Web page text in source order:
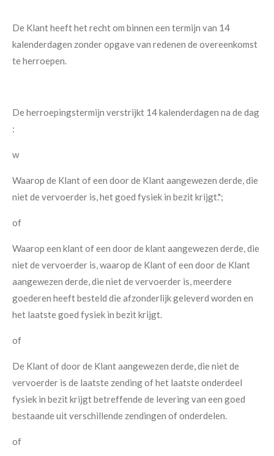
De Klant heeft het recht om binnen een termijn van 14
kalenderdagen zonder opgave van redenen de overeenkomst
te herroepen.
De herroepingstermijn verstrijkt 14 kalenderdagen na de dag
:
w
Waarop de Klant of een door de Klant aangewezen derde, die
niet de vervoerder is, het goed fysiek in bezit krijgt.";
of
Waarop een klant of een door de klant aangewezen derde, die
niet de vervoerder is, waarop de Klant of een door de Klant
aangewezen derde, die niet de vervoerder is, meerdere
goederen heeft besteld die afzonderlijk geleverd worden en
het laatste goed fysiek in bezit krijgt.
of
De Klant of door de Klant aangewezen derde, die niet de
vervoerder is de laatste zending of het laatste onderdeel
fysiek in bezit krijgt betreffende de levering van een goed
bestaande uit verschillende zendingen of onderdelen.
of